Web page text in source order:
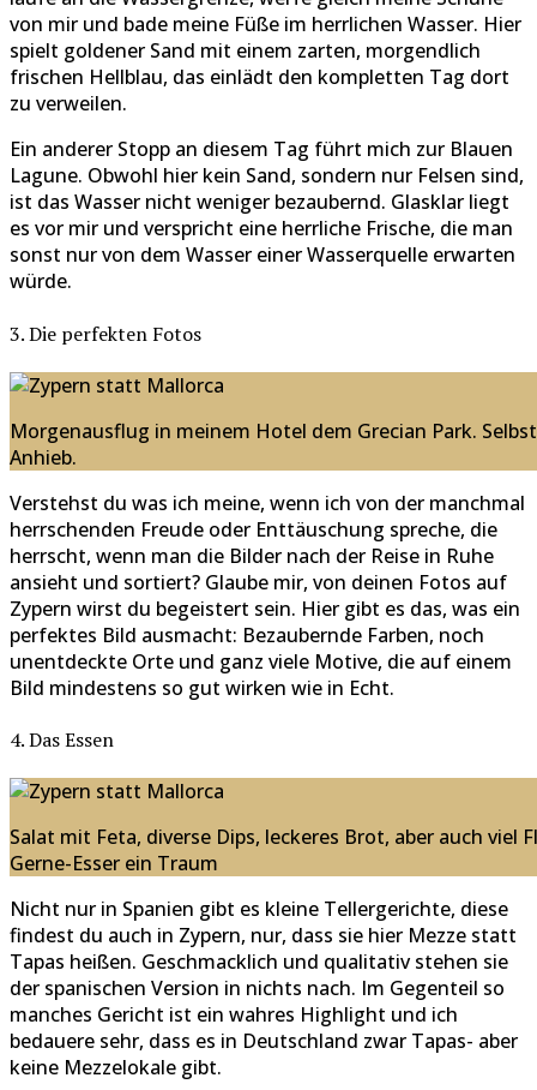
von mir und bade meine Füße im herrlichen Wasser. Hier
spielt goldener Sand mit einem zarten, morgendlich
frischen Hellblau, das einlädt den kompletten Tag dort
zu verweilen.
Ein anderer Stopp an diesem Tag führt mich zur Blauen
Lagune. Obwohl hier kein Sand, sondern nur Felsen sind,
ist das Wasser nicht weniger bezaubernd. Glasklar liegt
es vor mir und verspricht eine herrliche Frische, die man
sonst nur von dem Wasser einer Wasserquelle erwarten
würde.
3. Die perfekten Fotos
Morgenausflug in meinem Hotel dem Grecian Park.
Anhieb.
Verstehst du was ich meine, wenn ich von der manchmal
herrschenden Freude oder Enttäuschung spreche, die
herrscht, wenn man die Bilder nach der Reise in Ruhe
ansieht und sortiert? Glaube mir, von deinen Fotos auf
Zypern wirst du begeistert sein. Hier gibt es das, was ein
perfektes Bild ausmacht: Bezaubernde Farben, noch
unentdeckte Orte und ganz viele Motive, die auf einem
Bild mindestens so gut wirken wie in Echt.
4. Das Essen
Salat mit Feta, diverse Dips, leckeres Brot, aber auch viel
Gerne-Esser ein Traum
Nicht nur in Spanien gibt es kleine Tellergerichte, diese
findest du auch in Zypern, nur, dass sie hier Mezze statt
Tapas heißen. Geschmacklich und qualitativ stehen sie
der spanischen Version in nichts nach. Im Gegenteil so
manches Gericht ist ein wahres Highlight und ich
bedauere sehr, dass es in Deutschland zwar Tapas- aber
keine Mezzelokale gibt.